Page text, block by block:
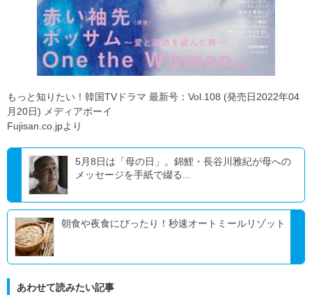
もっと知りたい！韓国TVドラマ 最新号：Vol.108 (発売日2022年04
月20日) メディアボーイ
Fujisan.co.jpより
5月8日は「母の日」。錦鯉・長谷川雅紀が母への
メッセージを手紙で綴る...
朝食や夜食にぴったり！秒速オートミールリゾット
あわせて読みたい記事